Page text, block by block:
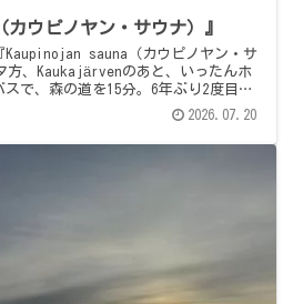
カウピノヤン・サウナ）』
Kaupinojan sauna（カウピノヤン・サ
方、Kaukajärvenのあと、いったんホ
で、森の道を15分。6年ぶり2度目の
れるかと思って座れなかった最上段
1回。ネシ湖の凍結を、湖底の攪拌機で
湖の方があたたかいという変な感
共用グリルも満席の中で焼いた、残
が、多かった1日の、しずかな締めく
2026.07.20